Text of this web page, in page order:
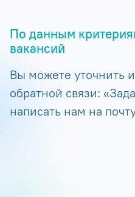
По данным
вакансий
Вы можете уточнить
обратной связи:
написать нам на